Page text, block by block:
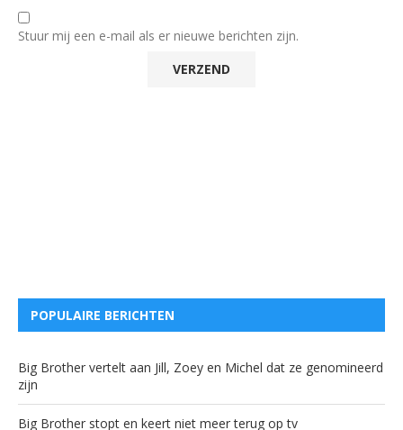
Stuur mij een e-mail als er nieuwe berichten zijn.
POPULAIRE BERICHTEN
Big Brother vertelt aan Jill, Zoey en Michel dat ze genomineerd
zijn
Big Brother stopt en keert niet meer terug op tv